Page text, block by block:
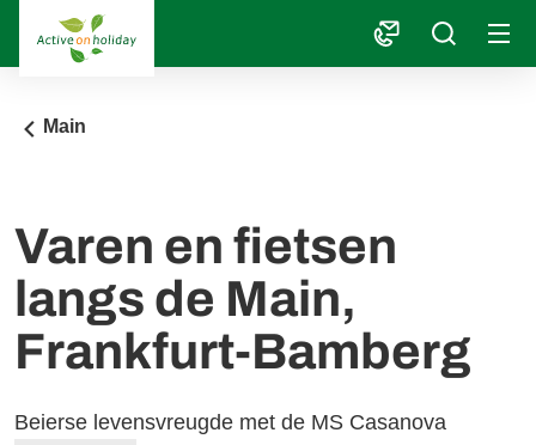
Main
Varen en fietsen
langs de Main,
Frankfurt-Bamberg
Beierse levensvreugde met de MS Casanova